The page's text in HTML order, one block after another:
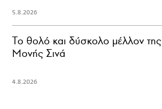
5.8.2026
Το θολό και δύσκολο μέλλον της
Μονής Σινά
4.8.2026